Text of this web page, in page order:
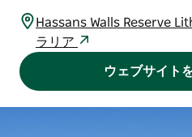
Hassans Walls Reserve
ラリア
ウェブサイト